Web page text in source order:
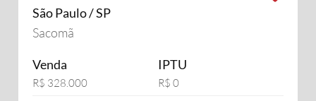
São Paulo / SP
Sacomã
Venda
R$ 328.000
IPTU
R$ 0